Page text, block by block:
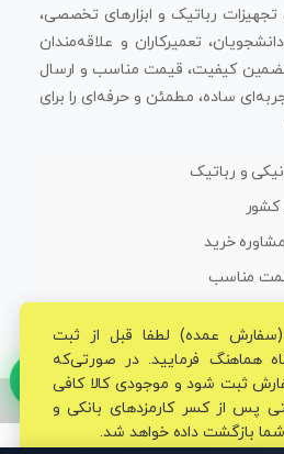
رباتیک و ابزارهای تخصصی،
تعمیرکاران و علاقه‌مندان
کیفیت، قیمت مناسب و ارسال
ساده، مطمئن و حرفه‌ای را برای
و رباتیک
کشور
خرید
مناسب
قم الکترونیک محفوظ می‌باشد.
(سفارش عمده) لطفا قبل از ثبت
هماهنگ فرمایید. در صورتی‌که
ثبت شود و موجودی کالا کافی
پس از کسر کارمزدهای بانکی و
بازگشت داده خواهد شد.